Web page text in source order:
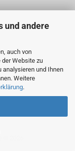
und andere
auch von
Website zu
analysieren und Ihnen
Weitere
.